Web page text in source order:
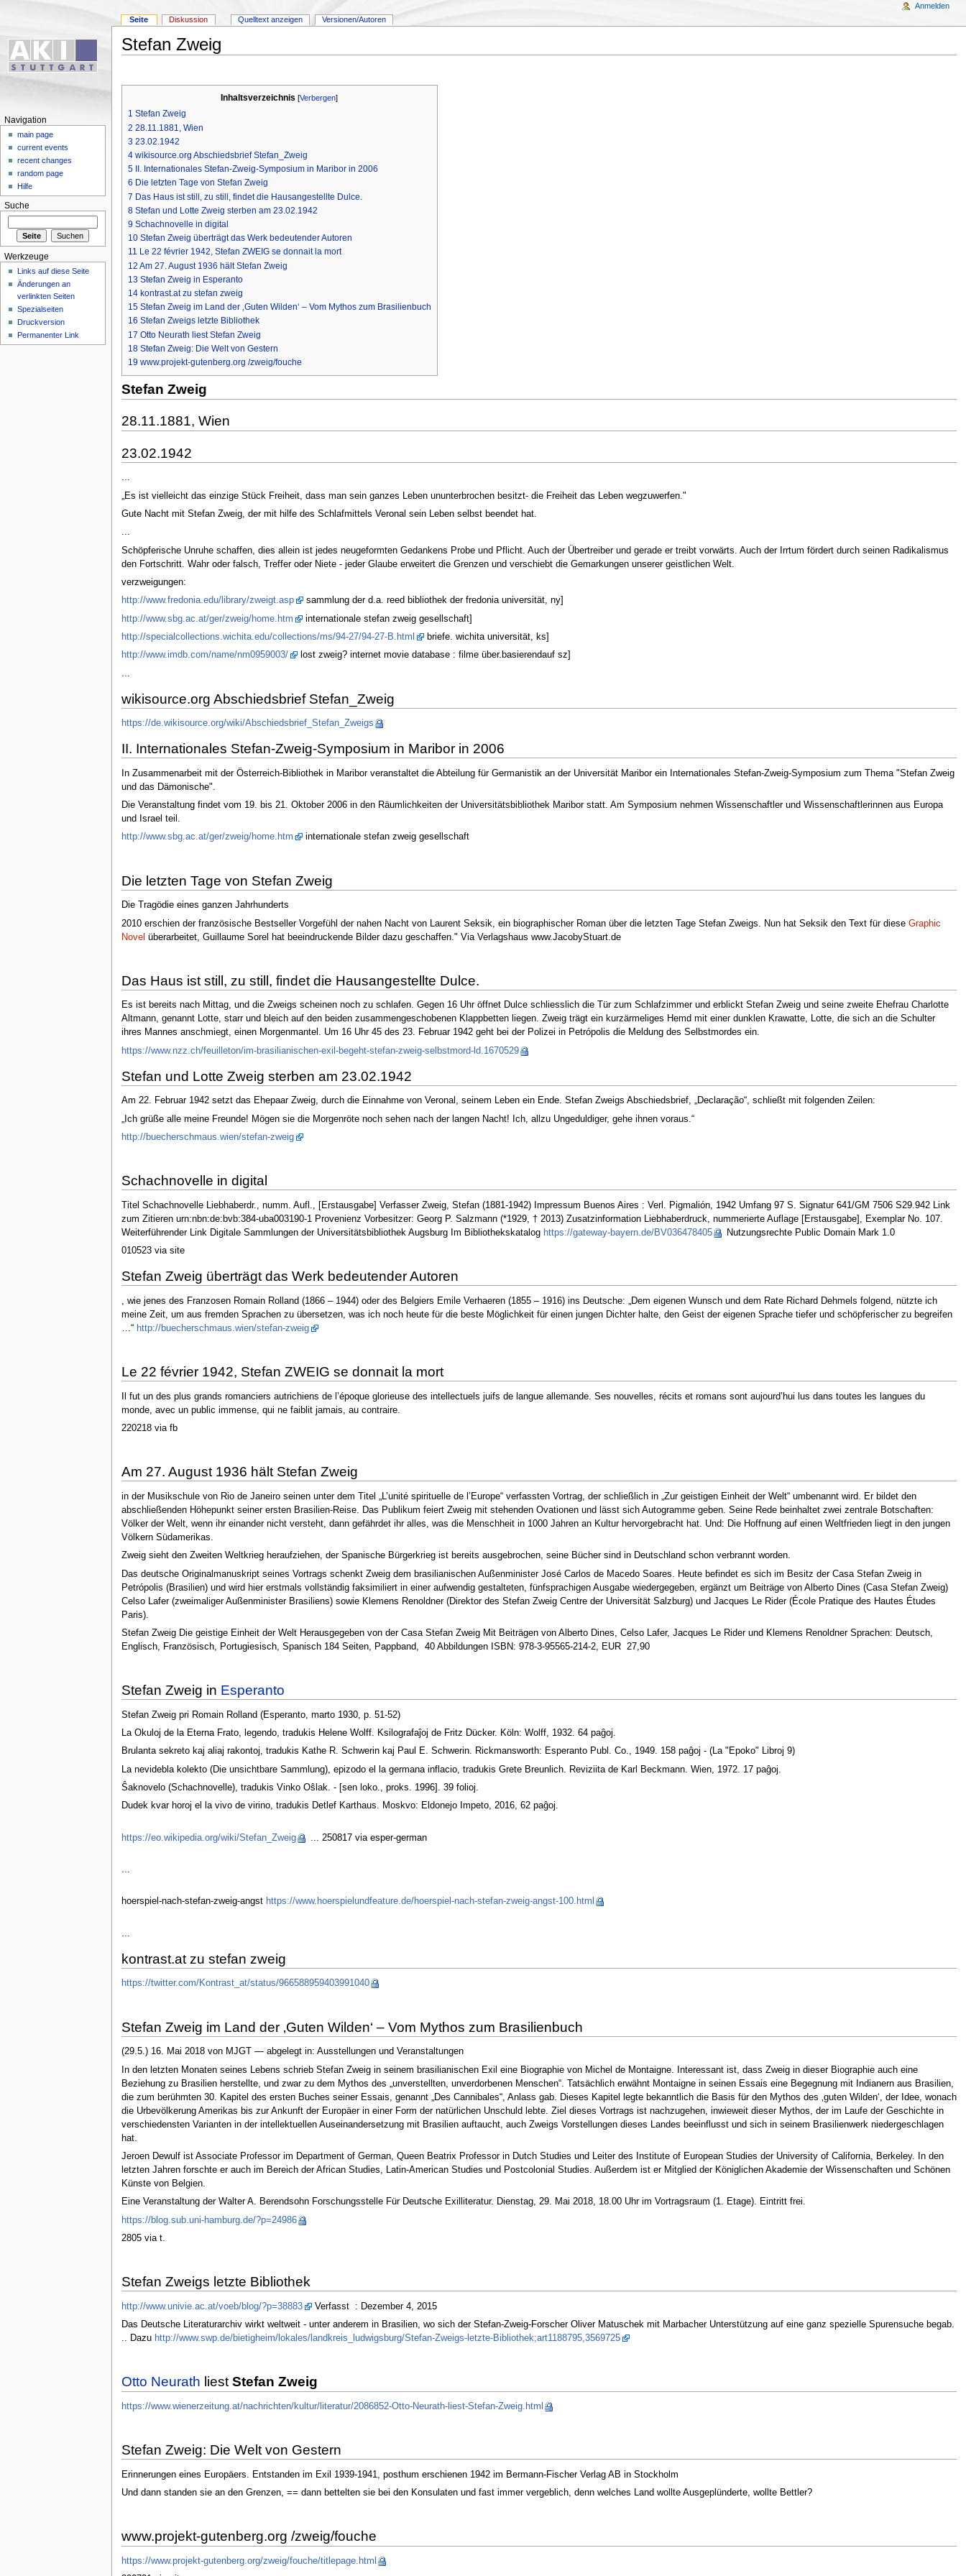
Stefan Zweig
Inhaltsverzeichnis [Verbergen]
1 Stefan Zweig
2 28.11.1881, Wien
3 23.02.1942
4 wikisource.org Abschiedsbrief Stefan_Zweig
5
II. Internationales Stefan-Zweig-Symposium in Maribor in 2006
6 Die letzten Tage von Stefan Zweig
7 Das Haus ist still, zu still, findet die Hausangestellte Dulce.
8 Stefan und Lotte Zweig sterben am 23.02.1942
9 Schachnovelle in digital
10 Stefan Zweig überträgt das Werk bedeutender Autoren
11 Le 22 février 1942, Stefan ZWEIG se donnait la mort
12 Am 27. August 1936 hält Stefan Zweig
13 Stefan Zweig in Esperanto
14 kontrast.at zu stefan zweig
15 Stefan Zweig im Land der ‚Guten Wilden‘ – Vom Mythos zum Brasilienbuch
16 Stefan Zweigs letzte Bibliothek
17 Otto Neurath liest Stefan Zweig
18 Stefan Zweig: Die Welt von Gestern
19 www.projekt-gutenberg.org /zweig/fouche
Stefan Zweig
28.11.1881, Wien
23.02.1942
...
„Es ist vielleicht das einzige Stück Freiheit, dass man sein ganzes Leben ununterbrochen besitzt- die Freiheit das Leben wegzuwerfen."
Gute Nacht mit Stefan Zweig, der mit hilfe des Schlafmittels Veronal sein Leben selbst beendet hat.
...
Schöpferische Unruhe schaffen, dies allein ist jedes neugeformten Gedankens Probe und Pflicht. Auch der Übertreiber und gerade er treibt vorwärts. Auch der Irrtum fördert durch seinen Radikalismus
den Fortschritt. Wahr oder falsch, Treffer oder Niete - jeder Glaube erweitert die Grenzen und verschiebt die Gemarkungen unserer geistlichen Welt.
verzweigungen:
http://www.fredonia.edu/library/zweigt.asp
sammlung der d.a. reed bibliothek der fredonia universität, ny]
http://www.sbg.ac.at/ger/zweig/home.htm
internationale stefan zweig gesellschaft]
http://specialcollections.wichita.edu/collections/ms/94-27/94-27-B.html
briefe. wichita universität, ks]
http://www.imdb.com/name/nm0959003/
lost zweig? internet movie database : filme über.basierendauf sz]
wikisource.org Abschiedsbrief Stefan_Zweig
https://de.wikisource.org/wiki/Abschiedsbrief_Stefan_Zweigs
II. Internationales Stefan-Zweig-Symposium in Maribor in 2006
In Zusammenarbeit mit der Österreich-Bibliothek in Maribor veranstaltet die Abteilung für Germanistik an der Universität Maribor ein Internationales Stefan-Zweig-Symposium zum Thema "Stefan Zweig
und das Dämonische".
Die Veranstaltung findet vom 19. bis 21. Oktober 2006 in den Räumlichkeiten der Universitätsbibliothek Maribor statt. Am Symposium nehmen Wissenschaftler und Wissenschaftlerinnen aus Europa
und Israel teil.
http://www.sbg.ac.at/ger/zweig/home.htm
internationale stefan zweig gesellschaft
Die letzten Tage von Stefan Zweig
Die Tragödie eines ganzen Jahrhunderts
2010 erschien der französische Bestseller Vorgefühl der nahen Nacht von Laurent Seksik, ein biographischer Roman über die letzten Tage Stefan Zweigs. Nun hat Seksik den Text für diese Graphic
Novel überarbeitet, Guillaume Sorel hat beeindruckende Bilder dazu geschaffen." Via Verlagshaus www.JacobyStuart.de
Das Haus ist still, zu still, findet die Hausangestellte Dulce.
Es ist bereits nach Mittag, und die Zweigs scheinen noch zu schlafen. Gegen 16 Uhr öffnet Dulce schliesslich die Tür zum Schlafzimmer und erblickt Stefan Zweig und seine zweite Ehefrau Charlotte
Altmann, genannt Lotte, starr und bleich auf den beiden zusammengeschobenen Klappbetten liegen. Zweig trägt ein kurzärmeliges Hemd mit einer dunklen Krawatte, Lotte, die sich an die Schulter
ihres Mannes anschmiegt, einen Morgenmantel. Um 16 Uhr 45 des 23. Februar 1942 geht bei der Polizei in Petrópolis die Meldung des Selbstmordes ein.
https://www.nzz.ch/feuilleton/im-brasilianischen-exil-begeht-stefan-zweig-selbstmord-ld.1670529
Stefan und Lotte Zweig sterben am 23.02.1942
Am 22. Februar 1942 setzt das Ehepaar Zweig, durch die Einnahme von Veronal, seinem Leben ein Ende. Stefan Zweigs Abschiedsbrief, „Declaração“, schließt mit folgenden Zeilen:
„Ich grüße alle meine Freunde! Mögen sie die Morgenröte noch sehen nach der langen Nacht! Ich, allzu Ungeduldiger, gehe ihnen voraus.“
http://buecherschmaus.wien/stefan-zweig
Schachnovelle in digital
Titel Schachnovelle Liebhaberdr., numm. Aufl., [Erstausgabe] Verfasser Zweig, Stefan (1881-1942) Impressum Buenos Aires : Verl. Pigmalión, 1942 Umfang 97 S. Signatur 641/GM 7506 S29.942 Link
zum Zitieren urn:nbn:de:bvb:384-uba003190-1 Provenienz Vorbesitzer: Georg P. Salzmann (*1929, † 2013) Zusatzinformation Liebhaberdruck, nummerierte Auflage [Erstausgabe], Exemplar No. 107.
Weiterführender Link Digitale Sammlungen der Universitätsbibliothek Augsburg Im Bibliothekskatalog https://gateway-bayern.de/BV036478405
Nutzungsrechte Public Domain Mark 1.0
010523 via site
Stefan Zweig überträgt das Werk bedeutender Autoren
, wie jenes des Franzosen Romain Rolland (1866 – 1944) oder des Belgiers Emile Verhaeren (1855 – 1916) ins Deutsche: „Dem eigenen Wunsch und dem Rate Richard Dehmels folgend, nützte ich
meine Zeit, um aus fremden Sprachen zu übersetzen, was ich noch heute für die beste Möglichkeit für einen jungen Dichter halte, den Geist der eigenen Sprache tiefer und schöpferischer zu begreifen
…“ http://buecherschmaus.wien/stefan-zweig
Le 22 février 1942, Stefan ZWEIG se donnait la mort
Il fut un des plus grands romanciers autrichiens de l’époque glorieuse des intellectuels juifs de langue allemande. Ses nouvelles, récits et romans sont aujourd’hui lus dans toutes les langues du
monde, avec un public immense, qui ne faiblit jamais, au contraire.
220218 via fb
Am 27. August 1936 hält Stefan Zweig
in der Musikschule von Rio de Janeiro seinen unter dem Titel „L’unité spirituelle de l’Europe“ verfassten Vortrag, der schließlich in „Zur geistigen Einheit der Welt“ umbenannt wird. Er bildet den
abschließenden Höhepunkt seiner ersten Brasilien-Reise. Das Publikum feiert Zweig mit stehenden Ovationen und lässt sich Autogramme geben. Seine Rede beinhaltet zwei zentrale Botschaften:
Völker der Welt, wenn ihr einander nicht versteht, dann gefährdet ihr alles, was die Menschheit in 1000 Jahren an Kultur hervorgebracht hat. Und: Die Hoffnung auf einen Weltfrieden liegt in den jungen
Völkern Südamerikas.
Zweig sieht den Zweiten Weltkrieg heraufziehen, der Spanische Bürgerkrieg ist bereits ausgebrochen, seine Bücher sind in Deutschland schon verbrannt worden.
Das deutsche Originalmanuskript seines Vortrags schenkt Zweig dem brasilianischen Außenminister José Carlos de Macedo Soares. Heute befindet es sich im Besitz der Casa Stefan Zweig in
Petrópolis (Brasilien) und wird hier erstmals vollständig faksimiliert in einer aufwendig gestalteten, fünfsprachigen Ausgabe wiedergegeben, ergänzt um Beiträge von Alberto Dines (Casa Stefan Zweig)
Celso Lafer (zweimaliger Außenminister Brasiliens) sowie Klemens Renoldner (Direktor des Stefan Zweig Centre der Universität Salzburg) und Jacques Le Rider (École Pratique des Hautes Études
Paris).
Stefan Zweig Die geistige Einheit der Welt Herausgegeben von der Casa Stefan Zweig Mit Beiträgen von Alberto Dines, Celso Lafer, Jacques Le Rider und Klemens Renoldner Sprachen: Deutsch,
Englisch, Französisch, Portugiesisch, Spanisch 184 Seiten, Pappband, 40 Abbildungen ISBN: 978-3-95565-214-2, EUR 27,90
Stefan Zweig in Esperanto
Stefan Zweig pri Romain Rolland (Esperanto, marto 1930, p. 51-52)
La Okuloj de la Eterna Frato, legendo, tradukis Helene Wolff. Ksilografaĵoj de Fritz Dücker. Köln: Wolff, 1932. 64 paĝoj.
Brulanta sekreto kaj aliaj rakontoj, tradukis Kathe R. Schwerin kaj Paul E. Schwerin. Rickmansworth: Esperanto Publ. Co., 1949. 158 paĝoj - (La "Epoko" Libroj 9)
La nevidebla kolekto (Die unsichtbare Sammlung), epizodo el la germana inflacio, tradukis Grete Breunlich. Reviziita de Karl Beckmann. Wien, 1972. 17 paĝoj.
Ŝaknovelo (Schachnovelle), tradukis Vinko Oŝlak. - [sen loko., proks. 1996]. 39 folioj.
Dudek kvar horoj el la vivo de virino, tradukis Detlef Karthaus. Moskvo: Eldonejo Impeto, 2016, 62 paĝoj.
https://eo.wikipedia.org/wiki/Stefan_Zweig ... 250817 via esper-german
...
hoerspiel-nach-stefan-zweig-angst https://www.hoerspielundfeature.de/hoerspiel-nach-stefan-zweig-angst-100.html
kontrast.at zu stefan zweig
https://twitter.com/Kontrast_at/status/966588959403991040
Stefan Zweig im Land der ‚Guten Wilden‘ – Vom Mythos zum Brasilienbuch
(29.5.) 16. Mai 2018 von MJGT — abgelegt in: Ausstellungen und Veranstaltungen
In den letzten Monaten seines Lebens schrieb Stefan Zweig in seinem brasilianischen Exil eine Biographie von Michel de Montaigne. Interessant ist, dass Zweig in dieser Biographie auch eine
Beziehung zu Brasilien herstellte, und zwar zu dem Mythos des „unverstellten, unverdorbenen Menschen“. Tatsächlich erwähnt Montaigne in seinen Essais eine Begegnung mit Indianern aus Brasilien,
die zum berühmten 30. Kapitel des ersten Buches seiner Essais, genannt „Des Cannibales“, Anlass gab. Dieses Kapitel legte bekanntlich die Basis für den Mythos des ‚guten Wilden‘, der Idee, wonach
die Urbevölkerung Amerikas bis zur Ankunft der Europäer in einer Form der natürlichen Unschuld lebte. Ziel dieses Vortrags ist nachzugehen, inwieweit dieser Mythos, der im Laufe der Geschichte in
verschiedensten Varianten in der intellektuellen Auseinandersetzung mit Brasilien auftaucht, auch Zweigs Vorstellungen dieses Landes beeinflusst und sich in seinem Brasilienwerk niedergeschlagen
hat.
Jeroen Dewulf ist Associate Professor im Department of German, Queen Beatrix Professor in Dutch Studies und Leiter des Institute of European Studies der University of California, Berkeley. In den
letzten Jahren forschte er auch im Bereich der African Studies, Latin-American Studies und Postcolonial Studies. Außerdem ist er Mitglied der Königlichen Akademie der Wissenschaften und Schönen
Künste von Belgien.
Eine Veranstaltung der Walter A. Berendsohn Forschungsstelle Für Deutsche Exilliteratur. Dienstag, 29. Mai 2018, 18.00 Uhr im Vortragsraum (1. Etage). Eintritt frei.
https://blog.sub.uni-hamburg.de/?p=24986
2805 via t.
Stefan Zweigs letzte Bibliothek
http://www.univie.ac.at/voeb/blog/?p=38883
Verfasst : Dezember 4, 2015
Das Deutsche Literaturarchiv wirkt weltweit - unter anderem in Brasilien, wo sich der Stefan-Zweig-Forscher Oliver Matuschek mit Marbacher Unterstützung auf eine ganz spezielle Spurensuche begab.
.. Dazu http://www.swp.de/bietigheim/lokales/landkreis_ludwigsburg/Stefan-Zweigs-letzte-Bibliothek;art1188795,3569725
Otto Neurath liestStefan Zweig
https://www.wienerzeitung.at/nachrichten/kultur/literatur/2086852-Otto-Neurath-liest-Stefan-Zweig.html
Stefan Zweig: Die Welt von Gestern
Erinnerungen eines Europäers. Entstanden im Exil 1939-1941, posthum erschienen 1942 im Bermann-Fischer Verlag AB in Stockholm
Und dann standen sie an den Grenzen, == dann bettelten sie bei den Konsulaten und fast immer vergeblich, denn welches Land wollte Ausgeplünderte, wollte Bettler?
www.projekt-gutenberg.org /zweig/fouche
https://www.projekt-gutenberg.org/zweig/fouche/titlepage.html
Seite Diskussion Quelltext anzeigen Versionen/Autoren
Anmelden
Navigation
main page
current events
recent changes
random page
Hilfe
Suche
Werkzeuge
Links auf diese Seite
Änderungen an
verlinkten Seiten
Spezialseiten
Druckversion
Permanenter Link